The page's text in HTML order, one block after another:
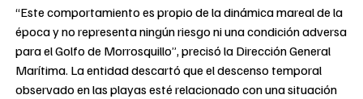
“Este comportamiento es propio de la dinámica mareal de la
época y no representa ningún riesgo ni una condición adversa
para el Golfo de Morrosquillo”, precisó la Dirección General
Marítima. La entidad descartó que el descenso temporal
observado en las playas esté relacionado con una situación